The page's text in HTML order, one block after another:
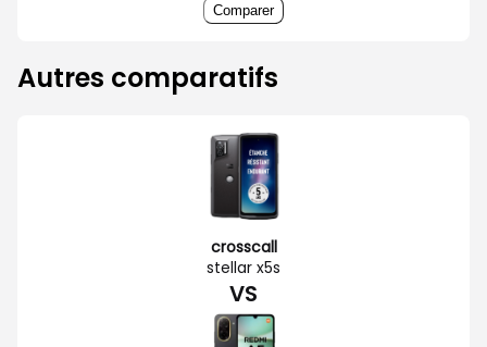
Comparer
Autres comparatifs
crosscall
stellar x5s
VS